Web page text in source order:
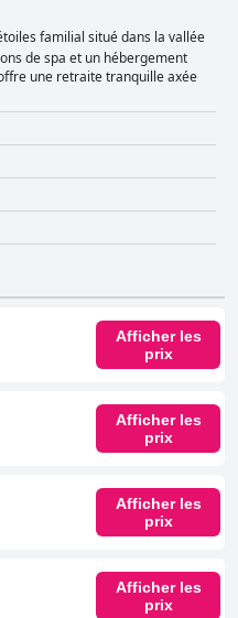
familial situé dans la vallée
de spa et un hébergement
une retraite tranquille axée
Afficher les
prix
Afficher les
prix
Afficher les
prix
Afficher les
prix